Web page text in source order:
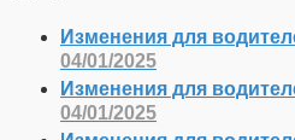
Изменения для
04/01/2025
Изменения для
04/01/2025